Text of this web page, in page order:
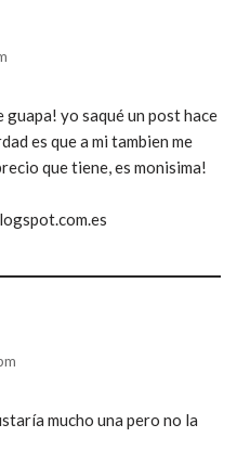
yo saqué un post hace
es que a mi tambien me
que tiene, es monisima!
mucho una pero no la